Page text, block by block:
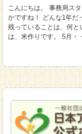
こんにちは。 事務局ス
かですね！ どんな1年だ
残っていることは、何と
は、米作りです。 5月・